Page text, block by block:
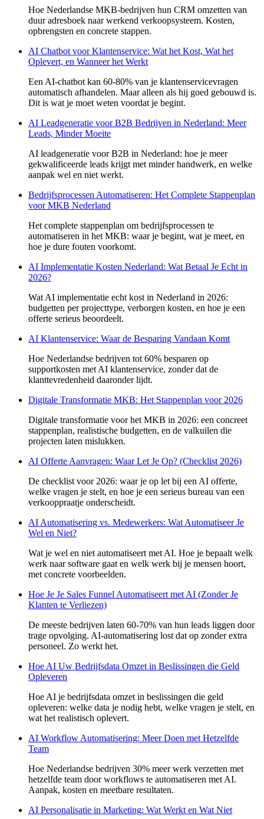
Hoe Nederlandse MKB-bedrijven hun CRM omzetten van
duur adresboek naar werkend verkoopsysteem. Kosten,
opbrengsten en concrete stappen.
AI Chatbot voor Klantenservice: Wat het Kost, Wat het
Oplevert, en Wanneer het Werkt
Een AI-chatbot kan 60-80% van je klantenservicevragen
automatisch afhandelen. Maar alleen als hij goed gebouwd is.
Dit is wat je moet weten voordat je begint.
AI Leadgeneratie voor B2B Bedrijven in Nederland: Meer
Leads, Minder Moeite
AI leadgeneratie voor B2B in Nederland: hoe je meer
gekwalificeerde leads krijgt met minder handwerk, en welke
aanpak wel en niet werkt.
Bedrijfsprocessen Automatiseren: Het Complete Stappenplan
voor MKB Nederland
Het complete stappenplan om bedrijfsprocessen te
automatiseren in het MKB: waar je begint, wat je meet, en
hoe je dure fouten voorkomt.
AI Implementatie Kosten Nederland: Wat Betaal Je Echt in
2026?
Wat AI implementatie echt kost in Nederland in 2026:
budgetten per projecttype, verborgen kosten, en hoe je een
offerte serieus beoordeelt.
AI Klantenservice: Waar de Besparing Vandaan Komt
Hoe Nederlandse bedrijven tot 60% besparen op
supportkosten met AI klantenservice, zonder dat de
klanttevredenheid daaronder lijdt.
Digitale Transformatie MKB: Het Stappenplan voor 2026
Digitale transformatie voor het MKB in 2026: een concreet
stappenplan, realistische budgetten, en de valkuilen die
projecten laten mislukken.
AI Offerte Aanvragen: Waar Let Je Op? (Checklist 2026)
De checklist voor 2026: waar je op let bij een AI offerte,
welke vragen je stelt, en hoe je een serieus bureau van een
verkooppraatje onderscheidt.
AI Automatisering vs. Medewerkers: Wat Automatiseer Je
Wel en Niet?
Wat je wel en niet automatiseert met AI. Hoe je bepaalt welk
werk naar software gaat en welk werk bij je mensen hoort,
met concrete voorbeelden.
Hoe Je Je Sales Funnel Automatiseert met AI (Zonder Je
Klanten te Verliezen)
De meeste bedrijven laten 60-70% van hun leads liggen door
trage opvolging. AI-automatisering lost dat op zonder extra
personeel. Zo werkt het.
Hoe AI Uw Bedrijfsdata Omzet in Beslissingen die Geld
Opleveren
Hoe AI je bedrijfsdata omzet in beslissingen die geld
opleveren: welke data je nodig hebt, welke vragen je stelt, en
wat het realistisch oplevert.
AI Workflow Automatisering: Meer Doen met Hetzelfde
Team
Hoe Nederlandse bedrijven 30% meer werk verzetten met
hetzelfde team door workflows te automatiseren met AI.
Aanpak, kosten en meetbare resultaten.
AI Personalisatie in Marketing: Wat Werkt en Wat Niet